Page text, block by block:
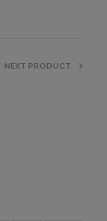
NEXT PRODUCT